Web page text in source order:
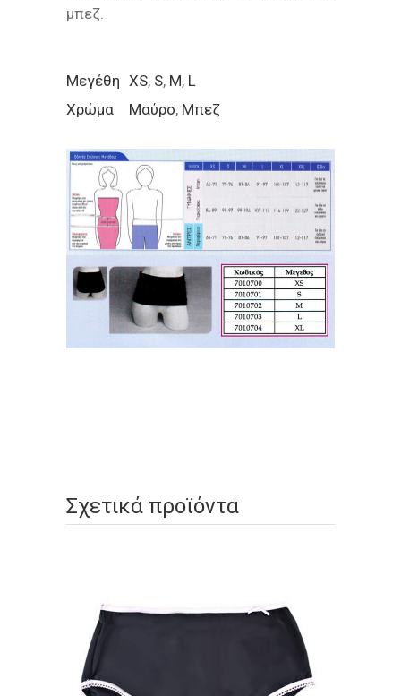
μπεζ.
Μεγέθη XS, S, M, L
Χρώμα
Μαύρο, Μπεζ
Σχετικά προϊόντα